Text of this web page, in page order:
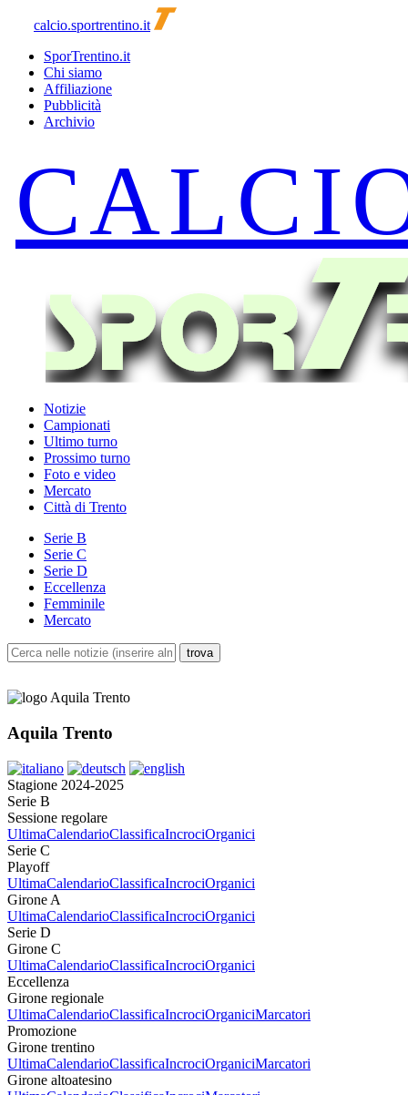
calcio.sportrentino.it
SporTrentino.it
Chi siamo
Affiliazione
Pubblicità
Archivio
Notizie
Campionati
Ultimo turno
Prossimo turno
Foto e video
Mercato
Città di Trento
Serie B
Serie C
Serie D
Eccellenza
Femminile
Mercato
Aquila Trento
Stagione 2024-2025
Serie B
Sessione regolare
UltimaCalendarioClassificaIncrociOrganici
Serie C
Playoff
UltimaCalendarioClassificaIncrociOrganici
Girone A
UltimaCalendarioClassificaIncrociOrganici
Serie D
Girone C
UltimaCalendarioClassificaIncrociOrganici
Eccellenza
Girone regionale
UltimaCalendarioClassificaIncrociOrganiciMarcatori
Promozione
Girone trentino
UltimaCalendarioClassificaIncrociOrganiciMarcatori
Girone altoatesino